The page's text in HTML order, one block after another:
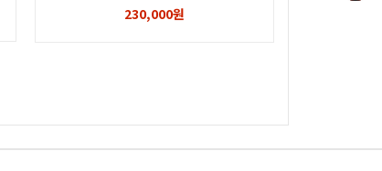
230,000원